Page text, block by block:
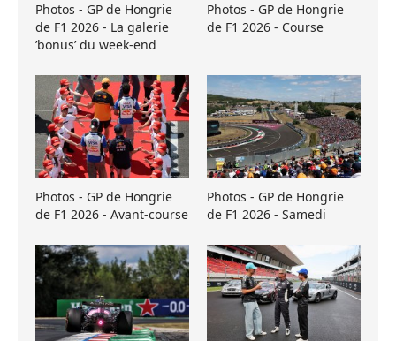
Photos - GP de Hongrie
de F1 2026 - La galerie
’bonus’ du week-end
Photos - GP de Hongrie
de F1 2026 - Course
Photos - GP de Hongrie
de F1 2026 - Avant-course
Photos - GP de Hongrie
de F1 2026 - Samedi